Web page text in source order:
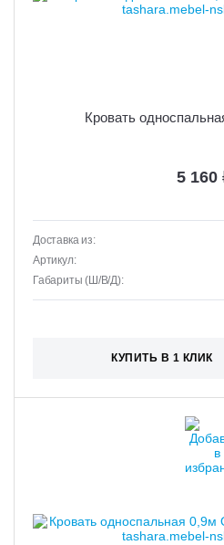
Кровать
5 160
Доставка из:
Артикул:
Габариты (Ш/В/Д):
КУПИТЬ В 1 КЛИК